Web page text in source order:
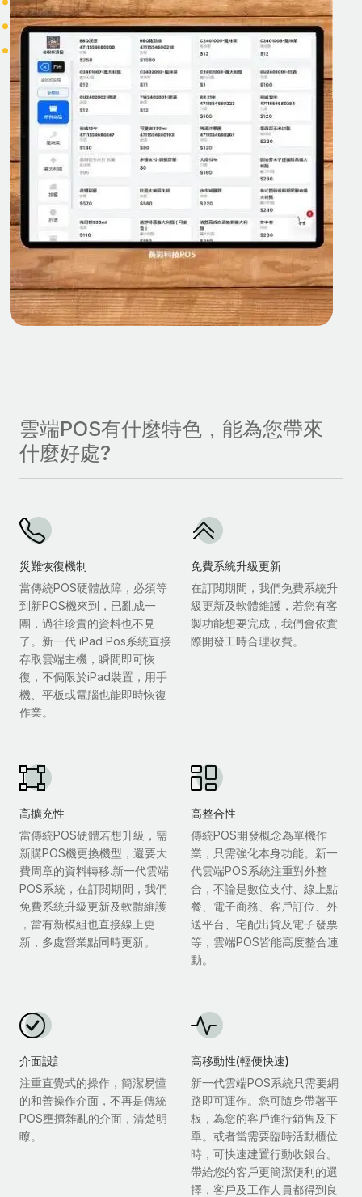
雲端POS有什麼特色，能為您帶來
什麼好處?
災難恢復機制
當傳統POS硬體故障，必須等
到新POS機來到，已亂成一
團，過往珍貴的資料也不見
了。新一代 iPad Pos系統直接
存取雲端主機，瞬間即可恢
復，不侷限於iPad裝置，用手
機、平板或電腦也能即時恢復
作業。
免費系統升級更新
在訂閱期間，我們免費系統升
級更新及軟體維護，若您有客
製功能想要完成，我們會依實
際開發工時合理收費。
高擴充性
當傳統POS硬體若想升級，需
新購POS機更換機型，還要大
費周章的資料轉移.新一代雲端
POS系統，在訂閱期間，我們
免費系統升級更新及軟體維護
，當有新模組也直接線上更
新，多處營業點同時更新。
高整合性
傳統POS開發概念為單機作
業，只需強化本身功能。新一
代雲端POS系統注重對外整
合，不論是數位支付、線上點
餐、電子商務、客戶訂位、外
送平台、宅配出貨及電子發票
等，雲端POS皆能高度整合連
動。
介面設計
注重直覺式的操作，簡潔易懂
的和善操作介面，不再是傳統
POS壅擠雜亂的介面，清楚明
瞭。
高移動性(輕便快速)
新一代雲端POS系統只需要網
路即可運作。您可隨身帶著平
板，為您的客戶進行銷售及下
單。或者當需要臨時活動櫃位
時，可快速建置行動收銀台。
帶給您的客戶更簡潔便利的選
擇，客戶及工作人員都得到良